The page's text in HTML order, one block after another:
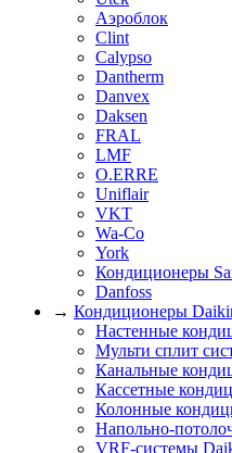
Аэроблок
Clint
Calypso
Dantherm
Danvex
Daksen
FRAL
LMF
O.ERRE
Uniflair
VKT
Wa-Co
York
Кондиционеры
Danfoss
→ Кондиционеры
Настенные
Мульти сплит
Канальные
Кассетные
Колонные
Напольно-
VRF-системы